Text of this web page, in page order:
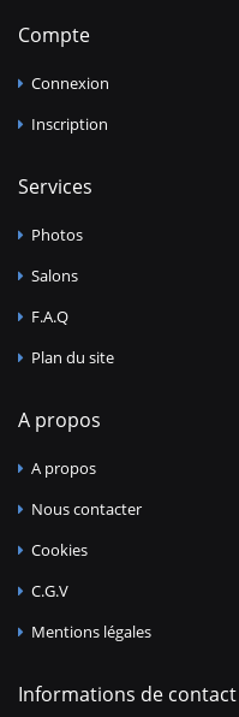
Compte
Connexion
Inscription
Services
Photos
Salons
F.A.Q
Plan du site
A propos
A propos
Nous contacter
Cookies
C.G.V
Mentions légales
Informations de contact